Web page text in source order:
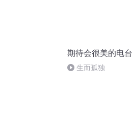
期待会很美的电台
生而孤独